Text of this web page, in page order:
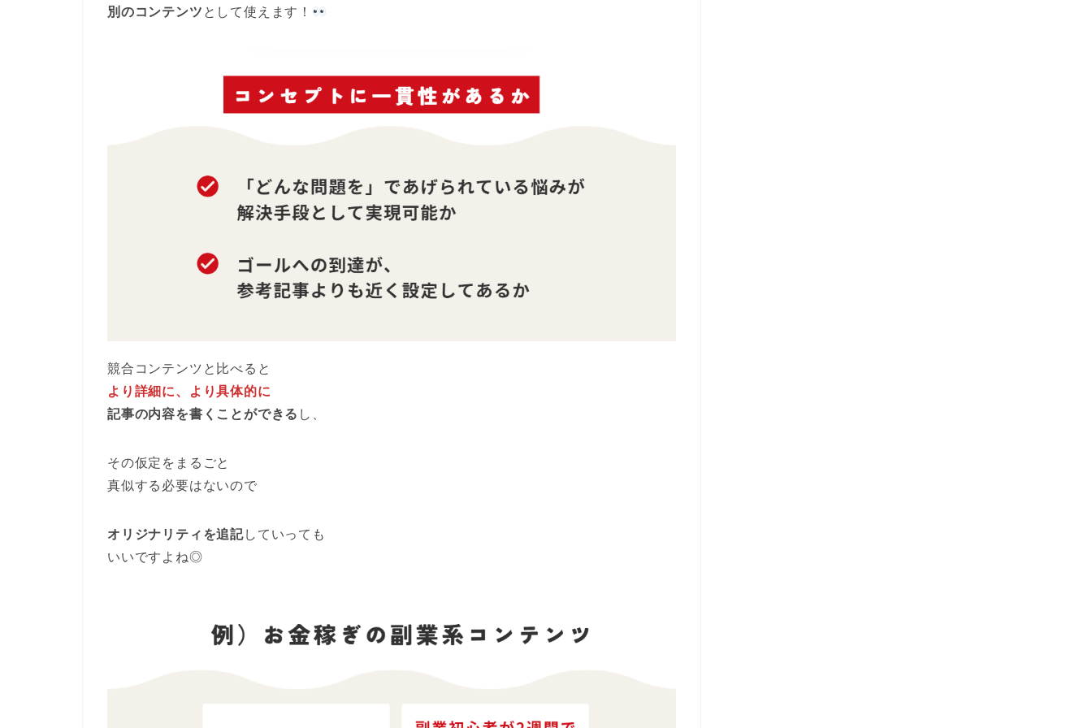
別のコンテンツ として使えます！
競合コンテンツと比べると
より詳細に、より具体的に
記事の内容を書くことができる し、
その仮定をまるごと
真似する必要はないので
オリジナリティを追記していっても
いいですよね◎